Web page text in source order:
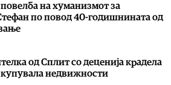
на хуманизмот за
по повод 40-годишнината од
од Сплит со деценија крадела
недвижности